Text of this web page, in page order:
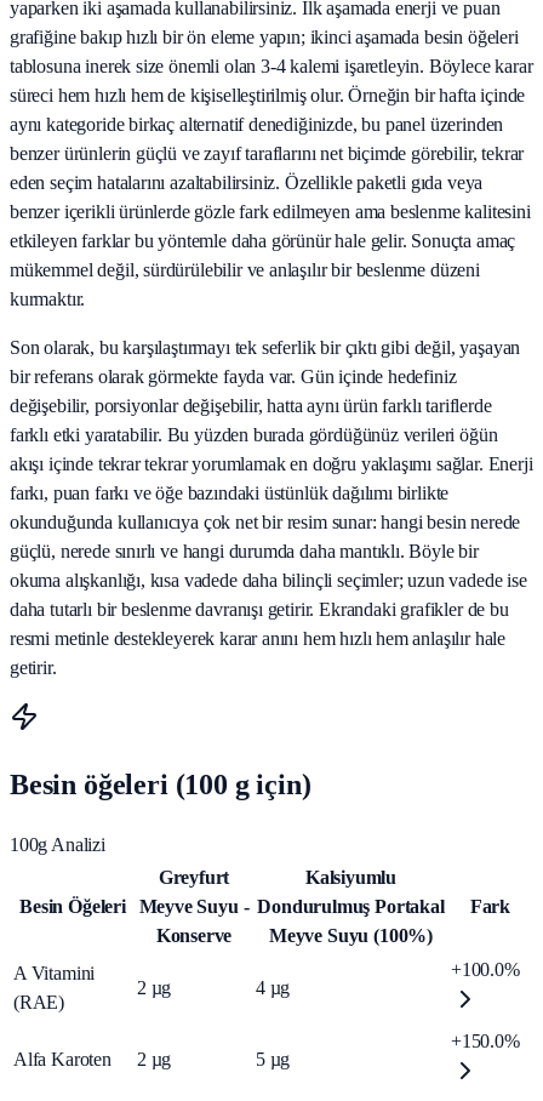
yaparken iki aşamada kullanabilirsiniz. İlk aşamada enerji ve puan
grafiğine bakıp hızlı bir ön eleme yapın; ikinci aşamada besin öğeleri
tablosuna inerek size önemli olan 3-4 kalemi işaretleyin. Böylece karar
süreci hem hızlı hem de kişiselleştirilmiş olur. Örneğin bir hafta içinde
aynı kategoride birkaç alternatif denediğinizde, bu panel üzerinden
benzer ürünlerin güçlü ve zayıf taraflarını net biçimde görebilir, tekrar
eden seçim hatalarını azaltabilirsiniz. Özellikle paketli gıda veya
benzer içerikli ürünlerde gözle fark edilmeyen ama beslenme kalitesini
etkileyen farklar bu yöntemle daha görünür hale gelir. Sonuçta amaç
mükemmel değil, sürdürülebilir ve anlaşılır bir beslenme düzeni
kurmaktır.
Son olarak, bu karşılaştırmayı tek seferlik bir çıktı gibi değil, yaşayan
bir referans olarak görmekte fayda var. Gün içinde hedefiniz
değişebilir, porsiyonlar değişebilir, hatta aynı ürün farklı tariflerde
farklı etki yaratabilir. Bu yüzden burada gördüğünüz verileri öğün
akışı içinde tekrar tekrar yorumlamak en doğru yaklaşımı sağlar. Enerji
farkı, puan farkı ve öğe bazındaki üstünlük dağılımı birlikte
okunduğunda kullanıcıya çok net bir resim sunar: hangi besin nerede
güçlü, nerede sınırlı ve hangi durumda daha mantıklı. Böyle bir
okuma alışkanlığı, kısa vadede daha bilinçli seçimler; uzun vadede ise
daha tutarlı bir beslenme davranışı getirir. Ekrandaki grafikler de bu
resmi metinle destekleyerek karar anını hem hızlı hem anlaşılır hale
getirir.
Besin öğeleri (100 g için)
100g Analizi
Besin Öğeleri
Greyfurt
Meyve Suyu -
Konserve
Kalsiyumlu
Dondurulmuş Portakal
Meyve Suyu (100%)
Fark
A Vitamini
(RAE)
2 µg 4 µg
+100.0%
Alfa Karoten 2 µg 5 µg
+150.0%